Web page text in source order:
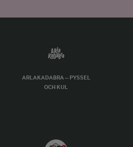
ARLAKADABRA – PYSSEL
OCH KUL